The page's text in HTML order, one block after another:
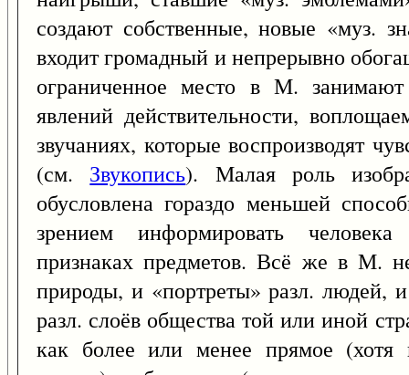
создают собственные, новые «муз.
входит громадный и непрерывно
ограниченное место в М.
явлений действительности,
звучаниях, которые воспроизводят
(см. Звукопись). Малая роль
обусловлена гораздо меньшей
зрением информировать
признаках предметов. Всё же в М.
природы, и «портреты» разл. людей,
разл. слоёв общества той или иной
как более или менее прямое (хотя